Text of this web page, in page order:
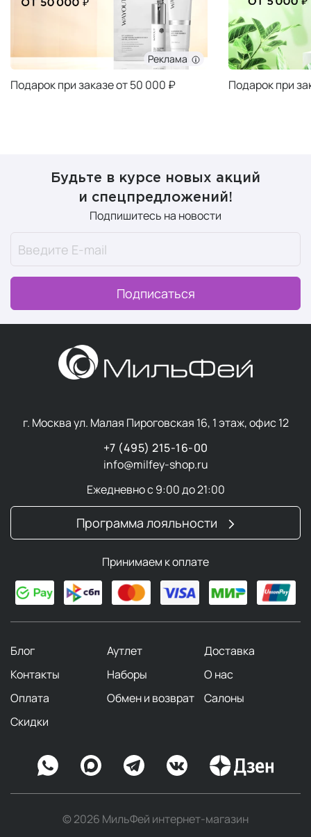
Реклама
Подарок при заказе от 50 000 ₽ Подарок при
Будьте в курсе новых акций
и спецпредложений!
Подпишитесь на новости
Подписаться
г. Москва ул. Малая Пироговская 16, 1 этаж, офис 12
+7 (495) 215-16-00
info@milfey-shop.ru
Ежедневно с 9:00 до 21:00
Программа лояльности
Принимаем к оплате
Блог Аутлет
Доставка
Контакты
Наборы
О нас
Оплата
Обмен и возврат
Салоны
Скидки
© 2026 МильФей интернет-магазин